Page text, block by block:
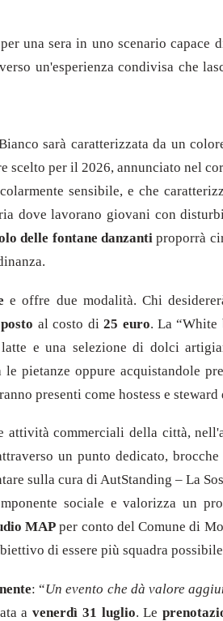
una sera in uno scenario
un'esperienza condivisa che
sarà caratterizzata da un
scelto per il 2026, annunciato nel
sensibile, e che
dove lavorano giovani con
delle fontane danzanti proporrà
e offre due modalità. Chi
al costo di25 euro. La “White
e una selezione di dolci
pietanze oppure acquistandole
presenti come hostess e
commerciali della città,
un punto dedicato,
sulla cura di AutStanding – La
sociale e valorizza un
MAP per conto del Comune di
di essere più squadra
: “Un evento che dà valore
avenerdì 31 luglio. Le